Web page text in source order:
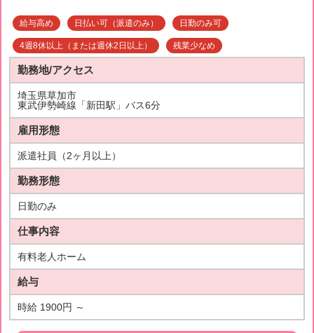
給与高め 日払い可（派遣のみ） 日勤のみ可
4週8休以上（または週休2日以上） 残業少なめ
勤務地/アクセス
埼玉県草加市
東武伊勢崎線「新田駅」バス6分
雇用形態
派遣社員（2ヶ月以上）
勤務形態
日勤のみ
仕事内容
有料老人ホーム
給与
時給 1900円 ～